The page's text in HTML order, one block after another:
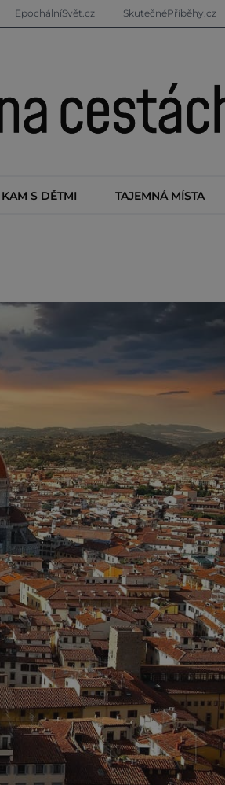
EpochálníSvět.cz SkutečnéPříběhy.cz
KAM S DĚTMI TAJEMNÁ MÍSTA